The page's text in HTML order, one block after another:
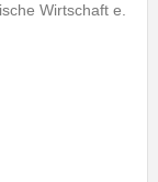
Wirtschaft e.